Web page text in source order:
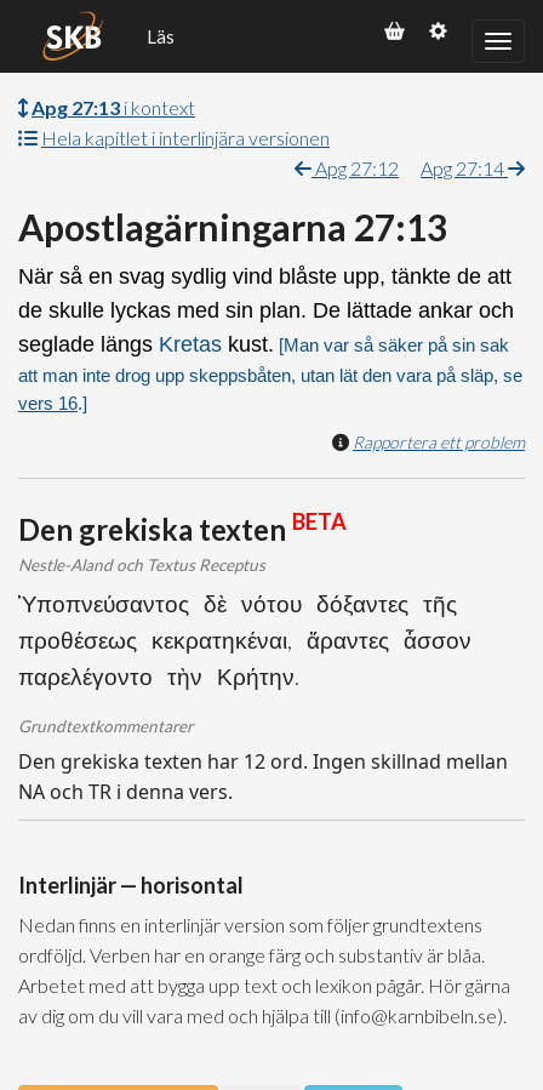
Läs
Apg 27:13 i kontext
Hela kapitlet i interlinjära versionen
Apg 27:12
Apg 27:14
Apostlagärningarna 27:13
När så en svag sydlig vind blåste upp, tänkte de att
de skulle lyckas med sin plan. De lättade ankar och
seglade längs Kretas kust. [Man var så säker på sin sak
att man inte drog upp skeppsbåten, utan lät den vara på släp, se
vers 16.]
Rapportera ett problem
Den grekiska texten BETA
Nestle-Aland och Textus Receptus
Ὑποπνεύσαντος δὲ νότου δόξαντες τῆς
προθέσεως κεκρατηκέναι, ἄραντες ἆσσον
παρελέγοντο τὴν Κρήτην.
Grundtextkommentarer
Den grekiska texten har 12 ord. Ingen skillnad mellan
NA och TR i denna vers.
Interlinjär — horisontal
Nedan finns en interlinjär version som följer grundtextens
ordföljd. Verben har en orange färg och substantiv är blåa.
Arbetet med att bygga upp text och lexikon pågår. Hör gärna
av dig om du vill vara med och hjälpa till (info@karnbibeln.se).